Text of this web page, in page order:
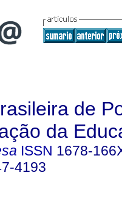
de
da
ISSN 1678-
4193